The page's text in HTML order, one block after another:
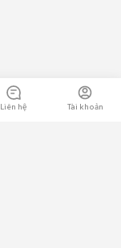
Liên hệ Tài khoản